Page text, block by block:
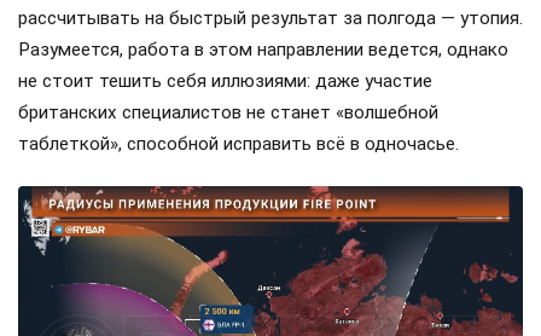
рассчитывать на быстрый результат за полгода — утопия.
Разумеется, работа в этом направлении ведется, однако
не стоит тешить себя иллюзиями: даже участие
британских специалистов не станет «волшебной
таблеткой», способной исправить всё в одночасье.